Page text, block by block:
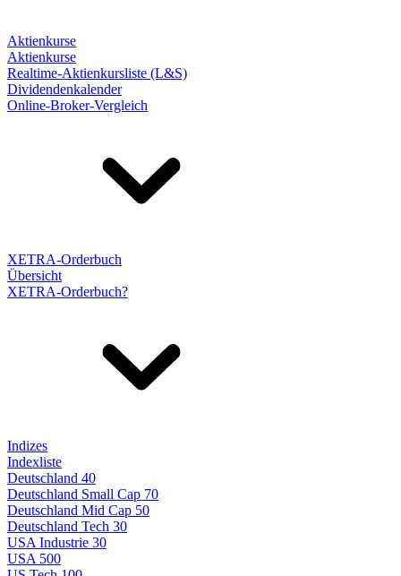
Aktienkurse
Aktienkurse
Realtime-Aktienkursliste (L&S)
Dividendenkalender
Online-Broker-Vergleich
XETRA-Orderbuch
Übersicht
XETRA-Orderbuch?
Indizes
Indexliste
Deutschland 40
Deutschland Small Cap 70
Deutschland Mid Cap 50
Deutschland Tech 30
USA Industrie 30
USA 500